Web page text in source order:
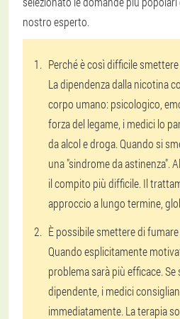
nostro esperto.
Perché è così difficile
La dipendenza dalla nicotina
corpo umano: psicologico,
forza del legame, i medici lo
da alcol e droga. Quando si
una "sindrome da astinenza".
il compito più difficile. Il
approccio a lungo termine,
È possibile smettere di
Quando esplicitamente
problema sarà più efficace.
dipendente, i medici
immediatamente. La terapia